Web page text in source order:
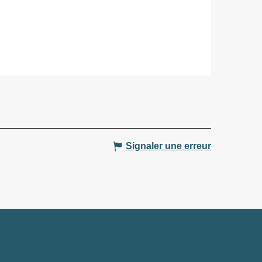
Signaler une erreur